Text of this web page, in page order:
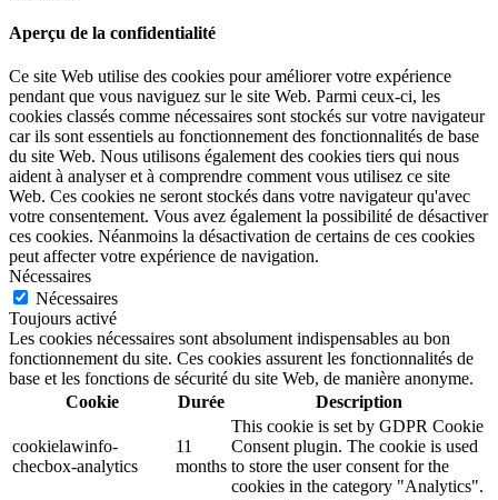
Aperçu de la confidentialité
Ce site Web utilise des cookies pour améliorer votre expérience
pendant que vous naviguez sur le site Web. Parmi ceux-ci, les
cookies classés comme nécessaires sont stockés sur votre navigateur
car ils sont essentiels au fonctionnement des fonctionnalités de base
du site Web. Nous utilisons également des cookies tiers qui nous
aident à analyser et à comprendre comment vous utilisez ce site
Web. Ces cookies ne seront stockés dans votre navigateur qu'avec
votre consentement. Vous avez également la possibilité de désactiver
ces cookies. Néanmoins la désactivation de certains de ces cookies
peut affecter votre expérience de navigation.
Nécessaires
Nécessaires
Toujours activé
Les cookies nécessaires sont absolument indispensables au bon
fonctionnement du site. Ces cookies assurent les fonctionnalités de
base et les fonctions de sécurité du site Web, de manière anonyme.
Cookie
Durée Description
cookielawinfo-
checbox-analytics
11
months
This cookie is set by GDPR Cookie
Consent plugin. The cookie is used
to store the user consent for the
cookies in the category "Analytics".